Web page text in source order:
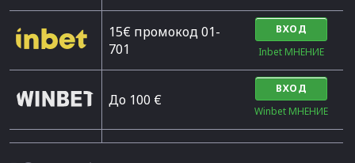
15€ промокод 01-
701
ВХОД
Inbet МНЕНИЕ
До 100 €
ВХОД
Winbet МНЕНИЕ